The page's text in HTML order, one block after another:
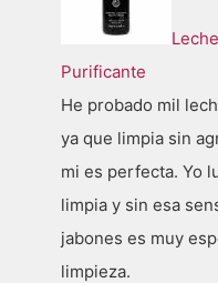
Purificante
He probado mil
ya que limpia sin
mi es perfecta. Yo
limpia y sin esa
jabones es muy
limpieza.